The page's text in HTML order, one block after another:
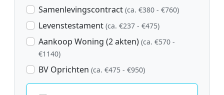
Samenlevingscontract (ca. €380 - €760)
Levenstestament (ca. €237 - €475)
Aankoop Woning (2 akten) (ca. €570 -
€1140)
BV Oprichten (ca. €475 - €950)